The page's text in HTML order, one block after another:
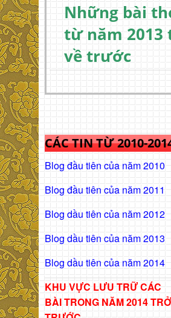
Những bài
từ năm 2013
về trước
CÁC TIN TỪ 2010-
Blog đầu tiên của năm 2010
Blog đầu tiên của năm 2011
Blog dầu tiên của năm 2012
Blog dầu tiên của năm 2013
Blog dầu tiên của năm 2014
KHU VỰC LƯU TRỮ CÁC
BÀITRONG NĂM 2014